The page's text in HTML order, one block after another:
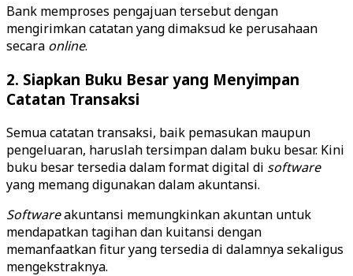
Bank memproses pengajuan tersebut dengan
mengirimkan catatan yang dimaksud ke perusahaan
secara online.
2. Siapkan Buku Besar yang Menyimpan
Catatan Transaksi
Semua catatan transaksi, baik pemasukan maupun
pengeluaran, haruslah tersimpan dalam buku besar. Kini
buku besar tersedia dalam format digital di software
yang memang digunakan dalam akuntansi.
Softwareakuntansi memungkinkan akuntan untuk
mendapatkan tagihan dan kuitansi dengan
memanfaatkan fitur yang tersedia di dalamnya sekaligus
mengekstraknya.